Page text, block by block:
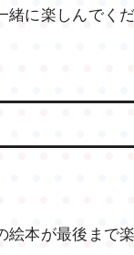
緒に楽しんでく
本が最後まで